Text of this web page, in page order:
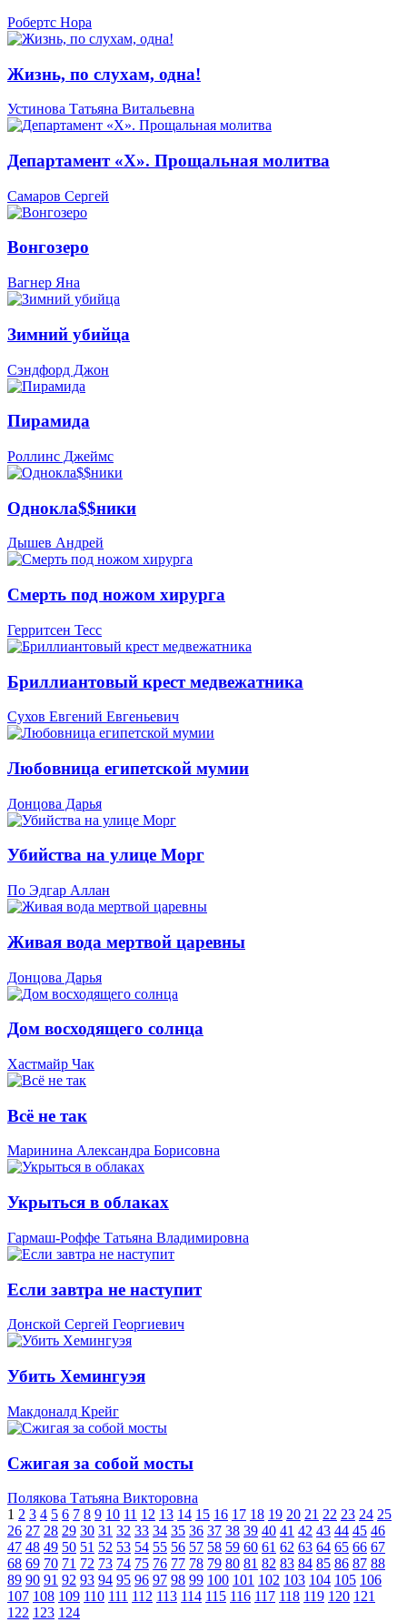
Робертс Нора
Жизнь, по слухам, одна!
Устинова Татьяна Витальевна
Департамент «Х». Прощальная молитва
Самаров Сергей
Вонгозеро
Вагнер Яна
Зимний убийца
Сэндфорд Джон
Пирамида
Роллинс Джеймс
Однокла$$ники
Дышев Андрей
Смерть под ножом хирурга
Герритсен Тесс
Бриллиантовый крест медвежатника
Сухов Евгений Евгеньевич
Любовница египетской мумии
Донцова Дарья
Убийства на улице Морг
По Эдгар Аллан
Живая вода мертвой царевны
Донцова Дарья
Дом восходящего солнца
Хастмайр Чак
Всё не так
Маринина Александра Борисовна
Укрыться в облаках
Гармаш-Роффе Татьяна Владимировна
Если завтра не наступит
Донской Сергей Георгиевич
Убить Хемингуэя
Макдоналд Крейг
Сжигая за собой мосты
Полякова Татьяна Викторовна
1 2 3 4 5 6 7 8 9 10 11 12 13 14 15 16 17 18 19 20 21 22 23 24 25
26 27 28 29 30 31 32 33 34 35 36 37 38 39 40 41 42 43 44 45 46
47 48 49 50 51 52 53 54 55 56 57 58 59 60 61 62 63 64 65 66 67
68 69 70 71 72 73 74 75 76 77 78 79 80 81 82 83 84 85 86 87 88
89 90 91 92 93 94 95 96 97 98 99 100 101 102 103 104 105 106
107 108 109 110 111 112 113 114 115 116 117 118 119 120 121
122 123 124